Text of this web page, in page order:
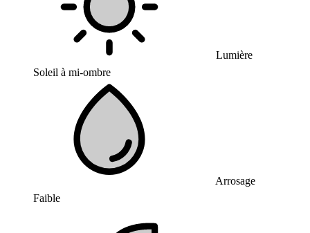
Lumière
Soleil à mi-ombre
Arrosage
Faible